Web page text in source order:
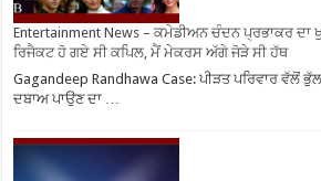
Entertainment News – ਕਮੇਡੀਅਨ ਚੰਦਨ ਪ੍ਰਭਾਕਰ ਦਾ
ਰਿਜੈਕਟ ਹੋ ਗਏ ਸੀ ਕਪਿਲ, ਮੈਂ ਮੇਕਰਸ ਅੱਗੇ ਜੋੜੇ ਸੀ ਹੱਥ
Gagandeep Randhawa Case: ਪੀੜਤ ਪਰਿਵਾਰ ਵੱਲੋਂ
ਦਬਾਅ ਪਾਉਣ ਦਾ …